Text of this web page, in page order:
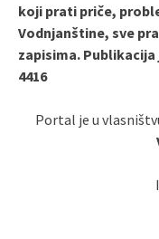
koji prati priče,
Vodnjanštine, sve
zapisima. Publikacija
4416
Portal je u